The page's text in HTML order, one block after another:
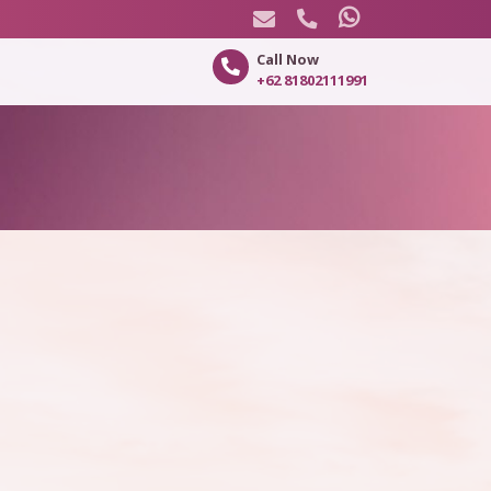
Call Now
+62 81802111991